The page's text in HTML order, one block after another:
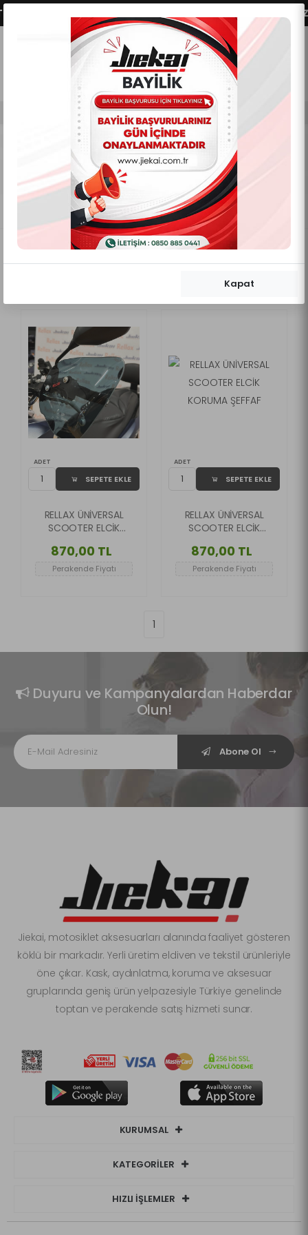
AKTİFLEŞMİŞTİR. VADE
Mobil Menü
Mobil Menü
Mobil Menü
ELCİK KORUMA
ALTERNATİF ÜRÜNLER ELCİK KORUMA
Kategori Filtreleme Göster/Gizle
ADET
SEPETE EKLE
RELLAX ÜNİVERSAL
SCOOTER ELCİK
870,00 TL
Perakende Fiyatı
ADET
SEPETE EKLE
RELLAX ÜNİVERSAL
SCOOTER ELCİK
870,00 TL
Perakende Fiyatı
1
Duyuru ve Kampanyalardan Haberdar
Olun!
Abone Ol
Jiekai, motosiklet aksesuarları alanında faaliyet gösteren
köklü bir markadır. Yerli üretim eldiven ve tekstil ürünleriyle
öne çıkar. Kask, aydınlatma, koruma ve aksesuar
gruplarında geniş ürün yelpazesiyle Türkiye genelinde
toptan ve perakende satış hizmeti sunar.
KURUMSAL
KATEGORİLER
HIZLI İŞLEMLER
Kapat